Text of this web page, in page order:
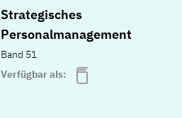
Strategisches
Personalmanagement
Band 51
Verfügbar als: